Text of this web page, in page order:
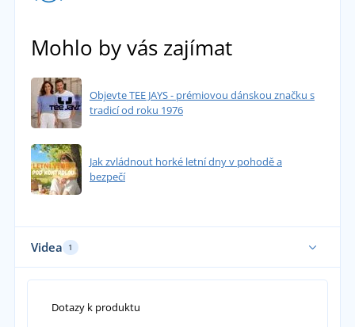
Mohlo by vás zajímat
Objevte TEE JAYS - prémiovou dánskou značku s
tradicí od roku 1976
Jak zvládnout horké letní dny v pohodě a
bezpečí
Videa 1
Dotazy k produktu